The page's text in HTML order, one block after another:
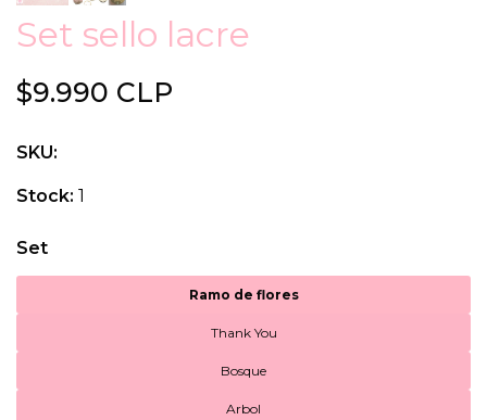
Set sello lacre
$9.990 CLP
SKU:
Stock: 1
Set
Ramo de flores
Thank You
Bosque
Arbol